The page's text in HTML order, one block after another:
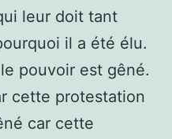
leur doit tant
il a été élu.
pouvoir est gêné.
cette protestation
car cette